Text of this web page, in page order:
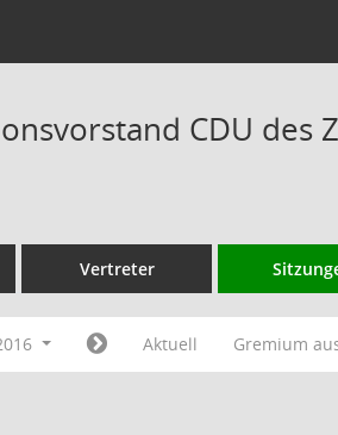
CDU des
Vertreter
Aktuell Gremium